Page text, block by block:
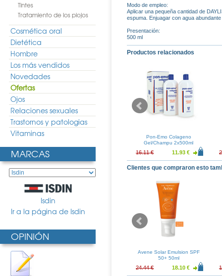
Tintes
Tratamiento de los piojos
Cosmética oral
Dietética
Hombre
Los más vendidos
Novedades
Ofertas
Ojos
Relaciones sexuales
Trastornos y patologias
Vitaminas
MARCAS
Isdin
Ir a la página de Isdin
OPINIÓN
Modo de empleo:
Aplicar una pequeña cantidad de
espuma. Enjuagar con agua
Presentación:
500 ml
Productos relacionados
Tratante
17.16 €
Pon-Emo Colageno
Gel/Champu 2x500ml
16.11 € 11.93 €
Clientes que compraron esto
Extrasuave
6.06 €
Avene Solar Emulsion SPF
50+ 50ml
24.44 € 18.10 €